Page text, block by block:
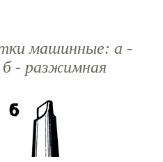
машинные: а -
- разжимная